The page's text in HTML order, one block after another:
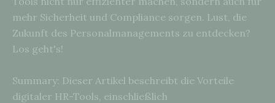
mehr Sicherheit und Compliance sorgen. Lust, die
Zukunft des Personalmanagements zu entdecken?
Los geht's!
Summary: Dieser Artikel beschreibt die Vorteile
digitaler HR-Tools, einschließlich